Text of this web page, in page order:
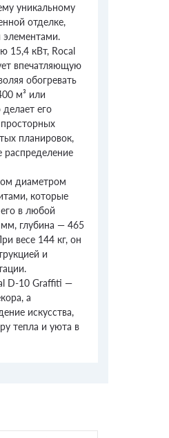
уникальному
отделке,
элементами.
15,4 кВт, Rocal
впечатляющую
обогревать
м³ или
его
планировок,
распределение
диаметром
которые
в любой
глубина — 465
весе 144 кг, он
и
D-10 Graffiti —
а
искусства,
тепла и уюта в